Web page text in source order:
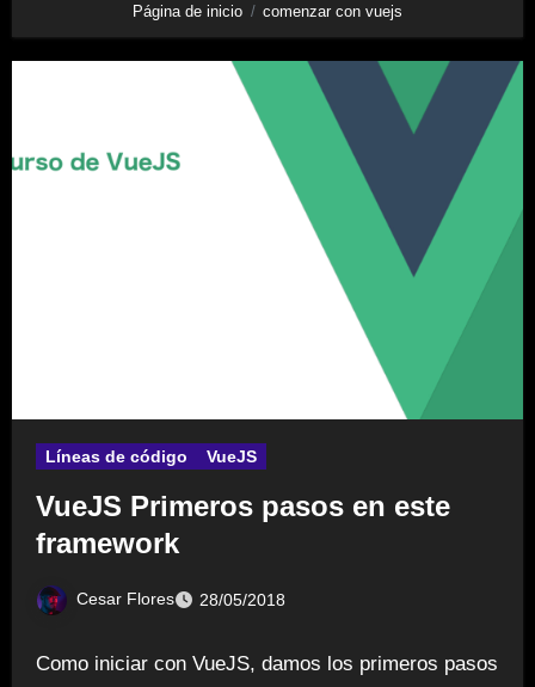
Página de inicio comenzar con vuejs
Líneas de código VueJS
VueJS Primeros pasos en este
framework
Cesar Flores 28/05/2018
Como iniciar con VueJS, damos los primeros pasos